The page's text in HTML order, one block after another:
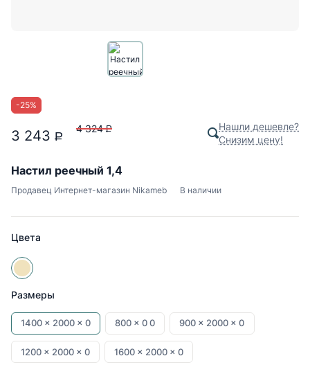
-25%
3 243 P
4 324 P
Нашли дешевле?
Снизим цену!
Настил реечный 1,4
Продавец Интернет-магазин Nikameb В наличии
Цвета
Размеры
1400 x 2000 x 0 800 x 0 0 900 x 2000 x 0
1200 x 2000 x 0 1600 x 2000 x 0